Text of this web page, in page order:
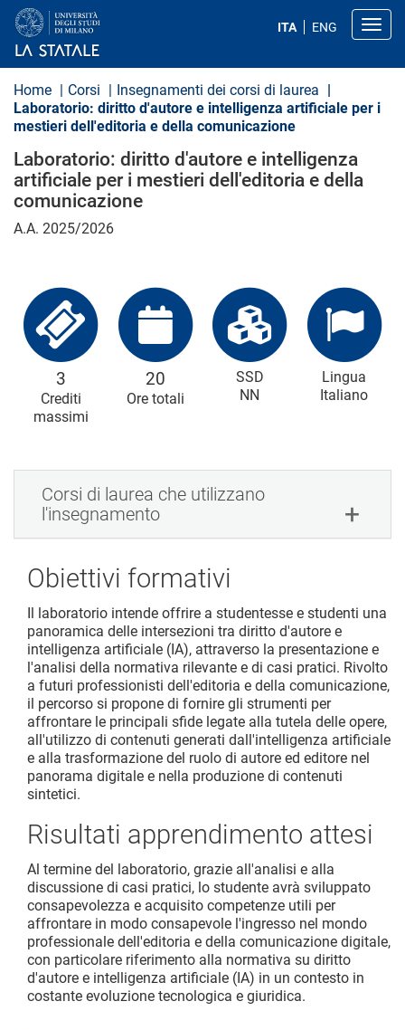
a
ITA ENG
Home Corsi
Insegnamenti dei corsi di laurea
Laboratorio: diritto d'autore e intelligenza artificiale per i
mestieri dell'editoria e della comunicazione
Laboratorio: diritto d'autore e intelligenza
artificiale per i mestieri dell'editoria e della
comunicazione
A.A. 2025/2026
3
Crediti
massimi
20
Ore totali
SSD
NN
Lingua
Italiano
Corsi di laurea che utilizzano
l'insegnamento
Obiettivi formativi
Il laboratorio intende offrire a studentesse e studenti una
panoramica delle intersezioni tra diritto d'autore e
intelligenza artificiale (IA), attraverso la presentazione e
l'analisi della normativa rilevante e di casi pratici. Rivolto
a futuri professionisti dell'editoria e della comunicazione,
il percorso si propone di fornire gli strumenti per
affrontare le principali sfide legate alla tutela delle opere,
all'utilizzo di contenuti generati dall'intelligenza artificiale
e alla trasformazione del ruolo di autore ed editore nel
panorama digitale e nella produzione di contenuti
sintetici.
Risultati apprendimento attesi
Al termine del laboratorio, grazie all'analisi e alla
discussione di casi pratici, lo studente avrà sviluppato
consapevolezza e acquisito competenze utili per
affrontare in modo consapevole l'ingresso nel mondo
professionale dell'editoria e della comunicazione digitale,
con particolare riferimento alla normativa su diritto
d'autore e intelligenza artificiale (IA) in un contesto in
costante evoluzione tecnologica e giuridica.